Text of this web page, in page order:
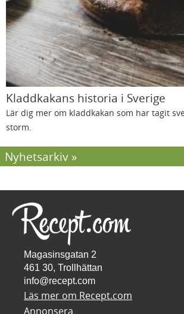
Kladdkakans historia i Sverige
Lär dig mer om kladdkakan som har tagit
storm.
Nyhetsarkiv
Magasinsgatan 2
461 30, Trollhättan
info@recept.com
Läs mer om Recept.com
Annonsera